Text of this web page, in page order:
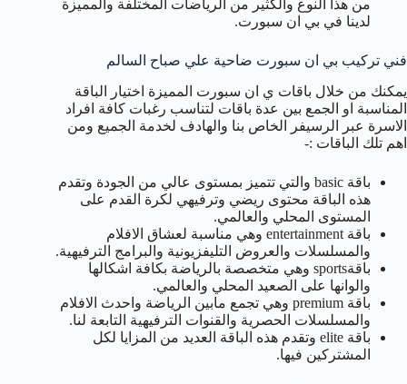
من هذا النوع والكثير من الرياضات المختلفة والمميزة
لدينا في بي ان سبورت.
فني تركيب بي ان سبورت ضاحية علي صباح السالم
يمكنك من خلال باقات ي ان سبورت المميزة اختيار الباقة
المناسبة او الجمع بين عدة باقات لتناسب رغبات كافة افراد
الاسرة عبر الرسيفر الخاص بنا والهادف لخدمة الجميع ومن
اهم تلك الباقات :-
باقة basic والتي تتميز بمستوى عالي من الجودة وتقدم
هذه الباقة محتوى ريضي وترفيهي لكرة القدم على
المستوى المحلي والعالمي.
باقة entertainment وهي مناسبة لعشاق الافلام
والمسلسلات والعروض التليفزيونية والبرامج الترفيهية.
باقةsports وهي متخصصة بالرياضة بكافة اشكالها
والوانها على الصعيد المحلي والعالمي.
باقة premium وهي تجمع مابين الرياضة واحدث الافلام
والمسلسلات الحصرية والقنوات الترفيهية التابعة لنا.
باقة elite وتقدم هذه الباقة العديد من المزايا لكل
المشتركين فيها.